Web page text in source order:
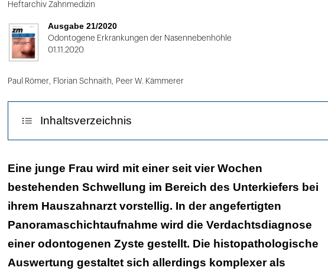
Heftarchiv Zahnmedizin
Ausgabe 21/2020
Odontogene Erkrankungen der Nasennebenhöhle
01.11.2020
Paul Römer, Florian Schnaith Peer W. Kämmerer
Inhaltsverzeichnis
Diskussion
Eine junge Frau wird mit einer seit vier Wochen
bestehenden Schwellung im Bereich des Unterkiefers bei
ihrem Hauszahnarzt vorstellig. In der angefertigten
Panoramaschichtaufnahme wird die Verdachtsdiagnose
einer odontogenen Zyste gestellt. Die histopathologische
Auswertung gestaltet sich allerdings komplexer als